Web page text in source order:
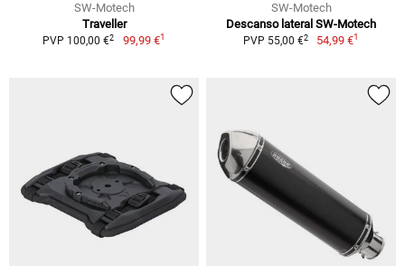
SW-Motech
Traveller
PVP 100,00 €2 99,99 €1
SW-Motech
Descanso lateral SW-Motech
PVP 55,00 €2 54,99 €1